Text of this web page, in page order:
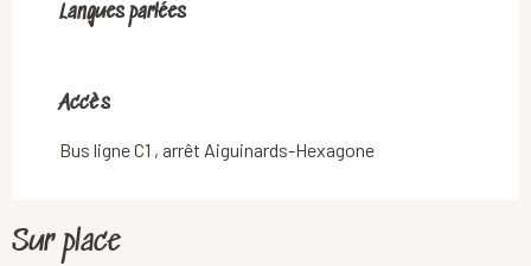
Langues parlées
Langues parlées
Accès
Accès
Bus ligne C1 , arrêt Aiguinards-Hexagone
Sur place